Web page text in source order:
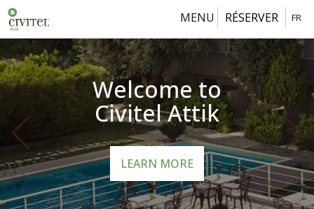
MENU FR
RÉSERVER
Welcome to
Civitel Attik
LEARN MORE